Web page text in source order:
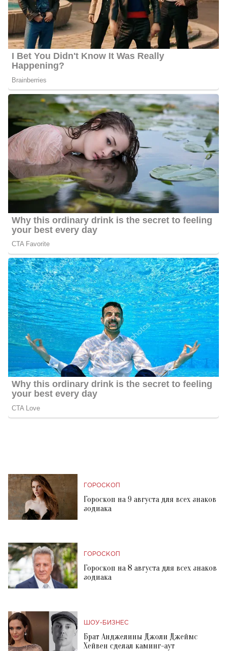
ГОРОСКОП
Гороскоп на 9 августа для всех знаков
зодиака
ГОРОСКОП
Гороскоп на 8 августа для всех знаков
зодиака
ШОУ-БИЗНЕС
Брат Анджелины Джоли Джеймс
Хейвен сделал каминг-аут